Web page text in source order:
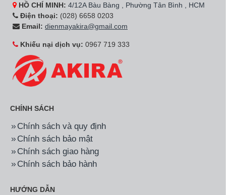
HỒ CHÍ MINH: 4/12A Bàu Bàng , Phường Tân Bình , HCM
Điện thoại: (028) 6658 0203
Email: dienmayakira@gmail.com
Khiếu nại dịch vụ: 0967 719 333
CHÍNH SÁCH
Chính sách và quy định
Chính sách bảo mật
Chính sách giao hàng
Chính sách bảo hành
HƯỚNG DẪN